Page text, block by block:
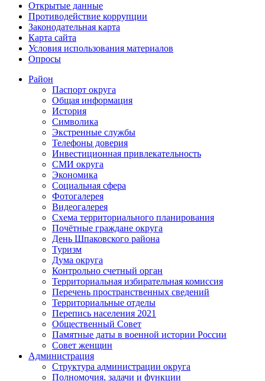
Открытые данные
Противодействие коррупции
Законодательная карта
Карта сайта
Условия использования материалов
Опросы
Район
Паспорт округа
Общая информация
История
Символика
Экстренные службы
Телефоны доверия
Инвестиционная привлекательность
СМИ округа
Экономика
Социальная сфера
Фотогалерея
Видеогалерея
Схема территориального планирования
Почётные граждане округа
День Шпаковского района
Туризм
Дума округа
Контрольно счетный орган
Территориальная избирательная комиссия
Перечень пространственных сведений
Территориальные отделы
Перепись населения 2021
Общественный Совет
Памятные даты в военной истории России
Совет женщин
Администрация
Структура администрации округа
Полномочия, задачи и функции